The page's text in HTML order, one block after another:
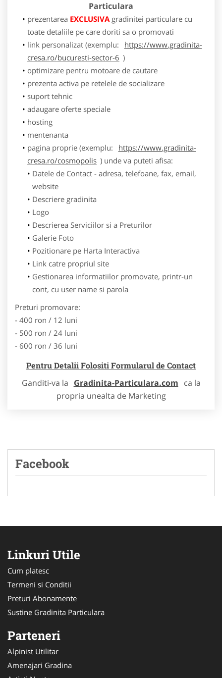
Particulara
prezentarea EXCLUSIVAgradinitei particulare cu
toate detaliile pe care doriti sa o promovati
link personalizat (exemplu:
https://www.gradinita-
cresa.ro/bucuresti-sector-6 )
optimizare pentru motoare de cautare
prezenta activa pe retelele de socializare
suport tehnic
adaugare oferte speciale
hosting
mentenanta
pagina proprie (exemplu:
https://www.gradinita-
cresa.ro/cosmopolis ) unde va puteti afisa:
Datele de Contact - adresa, telefoane, fax, email,
website
Descriere gradinita
Logo
Descrierea Serviciilor si a Preturilor
Galerie Foto
Pozitionare pe Harta Interactiva
Link catre propriul site
Gestionarea informatiilor promovate, printr-un
cont, cu user name si parola
Preturi promovare:
- 400 ron / 12 luni
- 500 ron / 24 luni
- 600 ron / 36 luni
Pentru Detalii Folositi Formularul de Contact
Ganditi-va la Gradinita-Particulara.com ca la
propria unealta de Marketing
Facebook
Linkuri Utile
Cum platesc
Termeni si Conditii
Preturi Abonamente
Sustine Gradinita Particulara
Parteneri
Alpinist Utilitar
Amenajari Gradina